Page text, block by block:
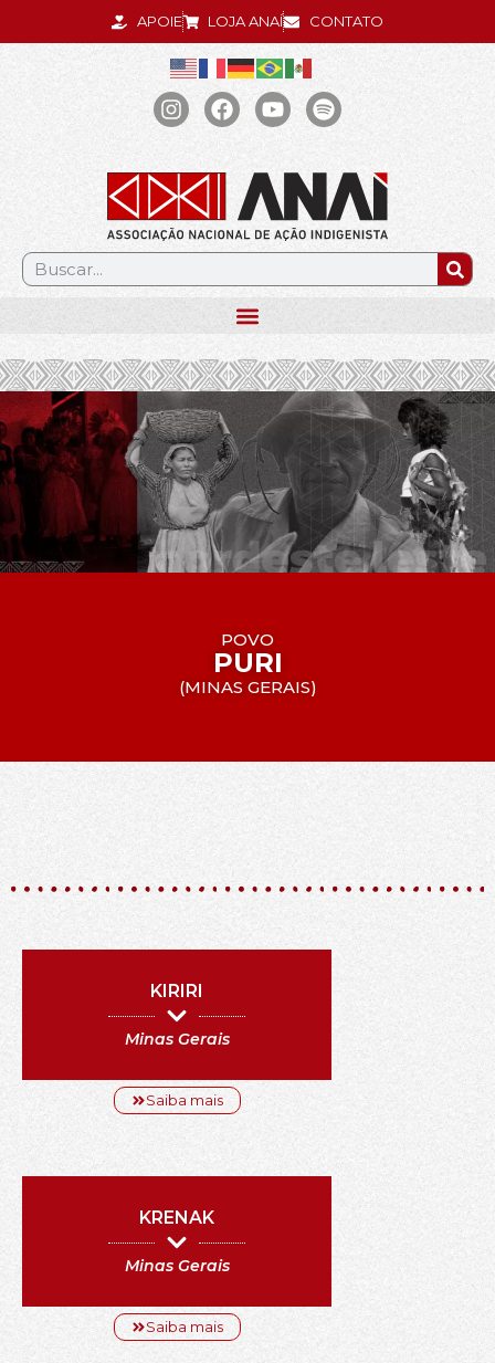
APOIE LOJA ANAÍ CONTATO
.
POVO
PURI
(MINAS GERAIS)
KIRIRI
Minas Gerais
Saiba mais
KRENAK
Minas Gerais
Saiba mais